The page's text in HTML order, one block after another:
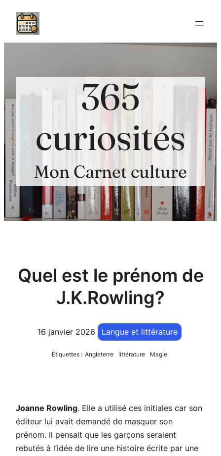
Aller
contenu
365
curiosités
Mon Carnet culture
Quel est le prénom de
J.K.Rowling?
16 janvier 2026 Langue et littérature
Étiquettes : Angleterre littérature Magie
Joanne Rowling. Elle a utilisé ces initiales car son
éditeur lui avait demandé de masquer son
prénom. Il pensait que les garçons seraient
rebutés à l’idée de lire une histoire écrite par une